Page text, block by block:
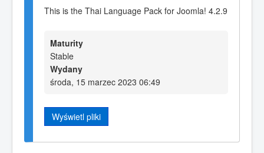
This is the Thai Language Pack for Joomla! 4.2.9
Maturity
Stable
Wydany
środa, 15 marzec 2023 06:49
Wyświetl pliki